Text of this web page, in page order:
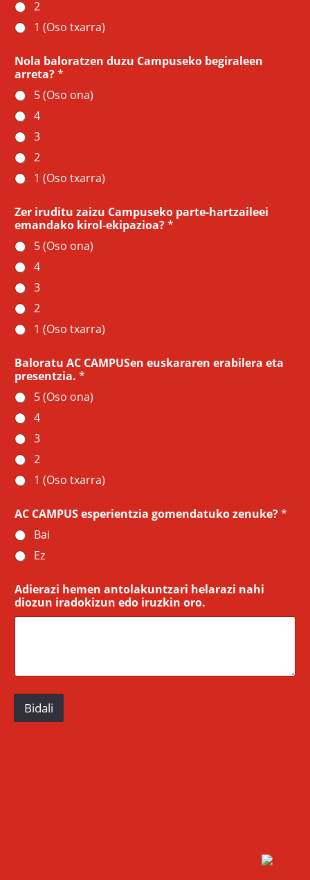
2
1 (Oso txarra)
Nola baloratzen duzu Campuseko begiraleen
arreta?*
5 (Oso ona)
4
3
2
1 (Oso txarra)
Zer iruditu zaizu Campuseko parte-hartzaileei
emandako kirol-ekipazioa?*
5 (Oso ona)
4
3
2
1 (Oso txarra)
Baloratu AC CAMPUSen euskararen erabilera eta
presentzia. *
5 (Oso ona)
4
3
2
1 (Oso txarra)
AC CAMPUS esperientzia gomendatuko zenuke?*
Bai
Ez
Adierazi hemen antolakuntzari helarazi nahi
diozun iradokizun edo iruzkin oro.
Bidali